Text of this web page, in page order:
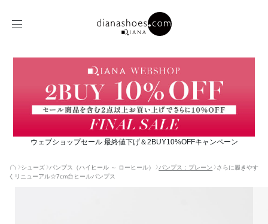
ウェブショップセール 最終値下げ＆2BUY10%OFFキャンペーン
シューズ パンプス（ハイヒール ～ ローヒール） パンプス：プレーン
さらに履きやす
くリニューアル☆7cm台ヒールパンプス